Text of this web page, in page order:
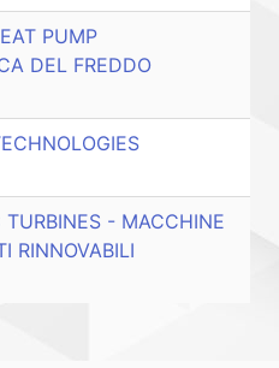
PUMP
DEL FREDDO
- MACCHINE
RINNOVABILI